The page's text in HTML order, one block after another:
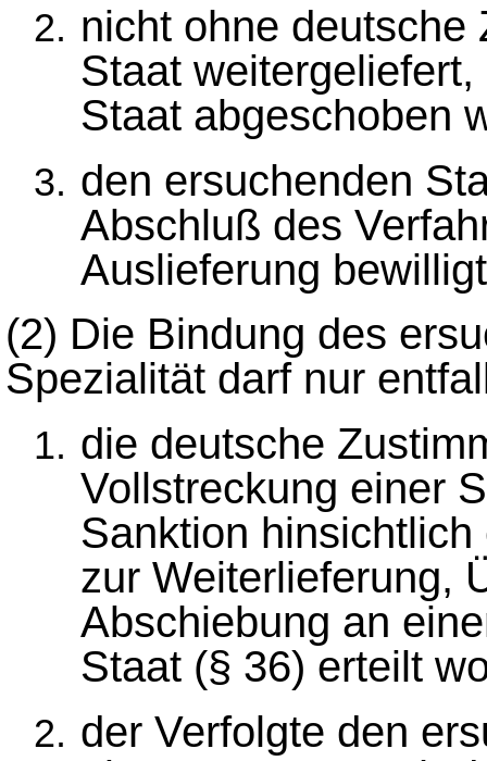
nicht ohne deutsche
Staat
Staat abgeschoben
den ersuchenden
Abschluß des
Auslieferung
(2) Die Bindung des
Spezialität darf nur
die deutsche
Vollstreckung einer
Sanktion
zur Weiterlieferung,
Abschiebung an
Staat (§ 36) erteilt
der Verfolgte den